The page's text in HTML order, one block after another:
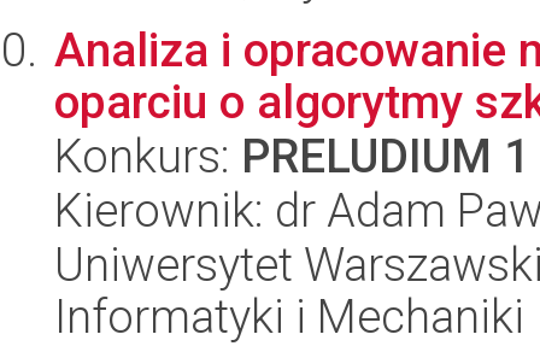
Analiza i opracowanie
oparciu o algorytmy
Konkurs: PRELUDIUM 1
Kierownik: dr Adam
Uniwersytet
Informatyki i Mechaniki